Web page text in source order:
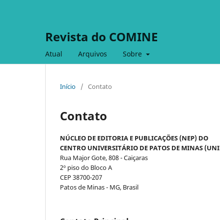
Revista do COMINE
Atual Arquivos Sobre
Início / Contato
Contato
NÚCLEO DE EDITORIA E PUBLICAÇÕES (NEP) DO
CENTRO UNIVERSITÁRIO DE PATOS DE MINAS
Rua Major Gote, 808 - Caiçaras
2º piso do Bloco A
CEP 38700-207
Patos de Minas - MG, Brasil